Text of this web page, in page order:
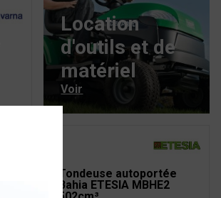
Location
d'outils et de
matériel
Voir
Tondeuse autoportée
Bahia ETESIA MBHE2